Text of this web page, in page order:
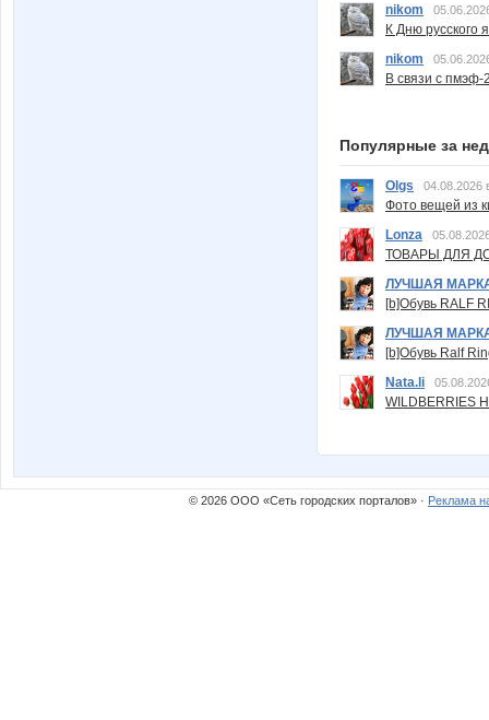
nikom
К Дню русского
nikom
В связи с пмэф-
Популярные за
Olgs 04.08.2026
Фото вещей из
Lonza
ТОВАРЫ ДЛЯ
ЛУЧШАЯ
[b]Обувь RALF
ЛУЧШАЯ
[b]Обувь Ralf
Nata.li
© 2026 ООО «Сеть городских порталов» · Реклама